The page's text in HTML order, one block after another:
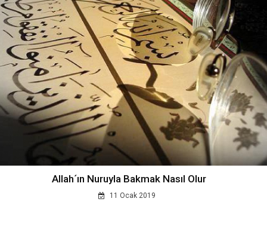
Allah´ın Nuruyla Bakmak Nasıl Olur
11 Ocak 2019